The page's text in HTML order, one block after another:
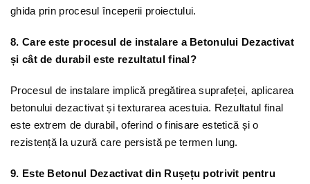
ghida prin procesul începerii proiectului.
8. Care este procesul de instalare a Betonului Dezactivat
și cât de durabil este rezultatul final?
Procesul de instalare implică pregătirea suprafeței, aplicarea
betonului dezactivat și texturarea acestuia. Rezultatul final
este extrem de durabil, oferind o finisare estetică și o
rezistență la uzură care persistă pe termen lung.
9. Este Betonul Dezactivat din Rușețu potrivit pentru